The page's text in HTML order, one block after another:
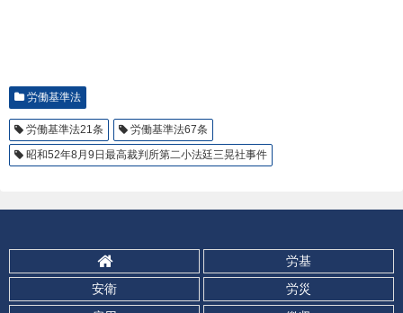
労働基準法
労働基準法21条
労働基準法67条
昭和52年8月9日最高裁判所第二小法廷三晃社事件
労基
安衛
労災